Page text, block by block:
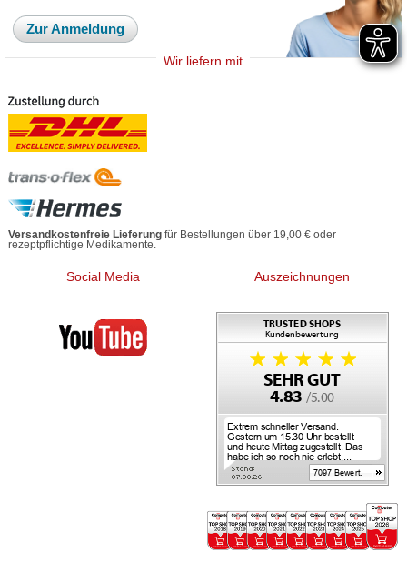
Zur Anmeldung
Wir liefern mit
Versandkostenfreie Lieferung für Bestellungen über 19,00 € oder
rezeptpflichtige Medikamente.
Social Media
Mediherz
Auszeichnungen